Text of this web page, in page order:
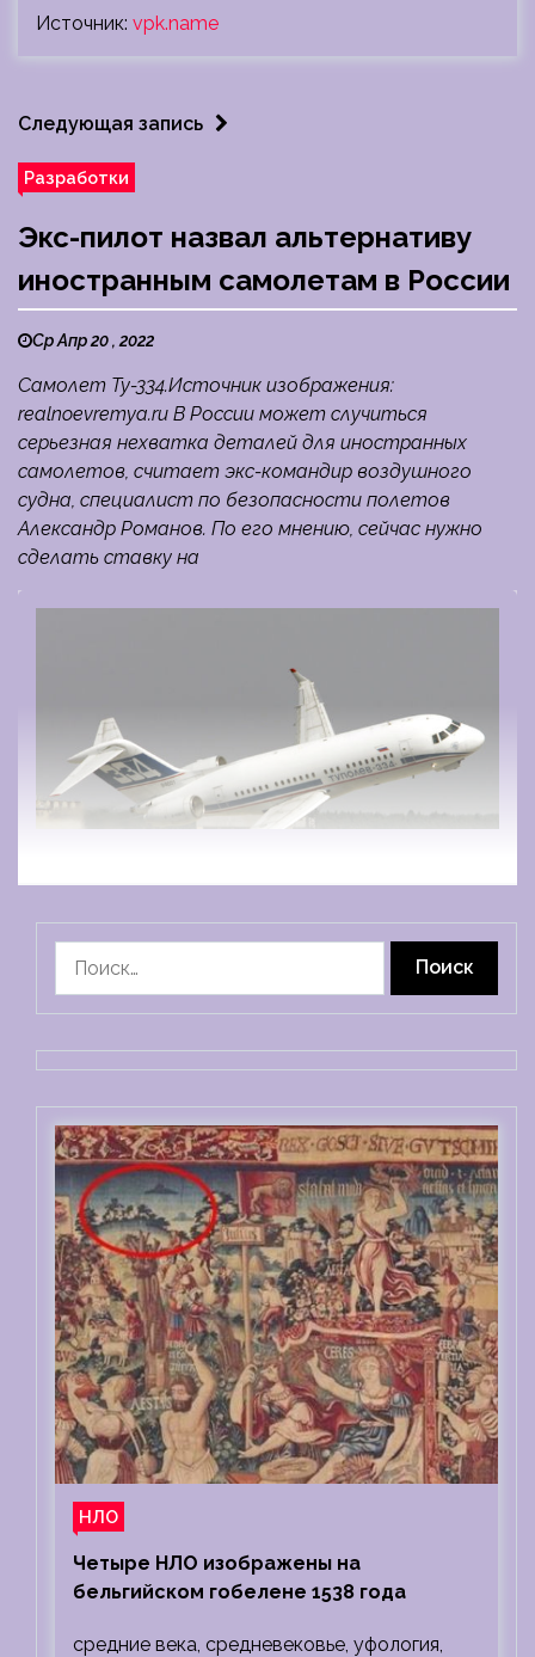
Источник: vpk.name
Следующая запись
Разработки
Экс-пилот назвал альтернативу
иностранным самолетам в России
Ср Апр 20 , 2022
Самолет Ту-334.Источник изображения:
realnoevremya.ru В России может случиться
серьезная нехватка деталей для иностранных
самолетов, считает экс-командир воздушного
судна, специалист по безопасности полетов
Александр Романов. По его мнению, сейчас нужно
сделать ставку на
НЛО
Четыре НЛО изображены на
бельгийском гобелене 1538 года
средние века, средневековье, уфология,